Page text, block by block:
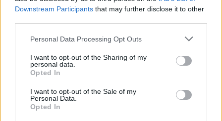
Downstream Participants that may further disclose it to other
Personal Data Processing Opt Outs
I want to opt-out of the Sharing of my
personal data.
Opted In
I want to opt-out of the Sale of my
Personal Data.
Opted In
Τριμερής αμυντική
Σαουδική Αραβία και
Πακιστάν ενισχύουν τους
δεσμούς τους
Ελληνικοί
στρατιωτική
πληροφορίας